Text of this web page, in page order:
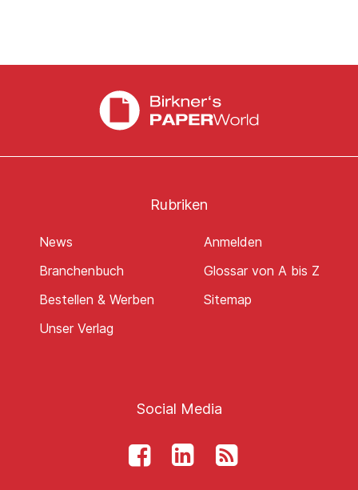
Rubriken
News
Branchenbuch
Bestellen & Werben
Unser Verlag
Anmelden
Glossar von A bis Z
Sitemap
Social Media